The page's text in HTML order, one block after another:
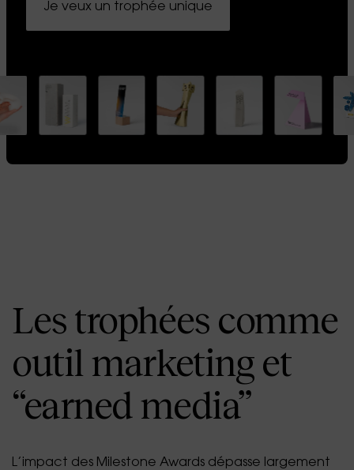
Je veux un trophée unique
Les trophées comme
outil marketing et
“earned media”
L’impact des Milestone Awards dépasse largement